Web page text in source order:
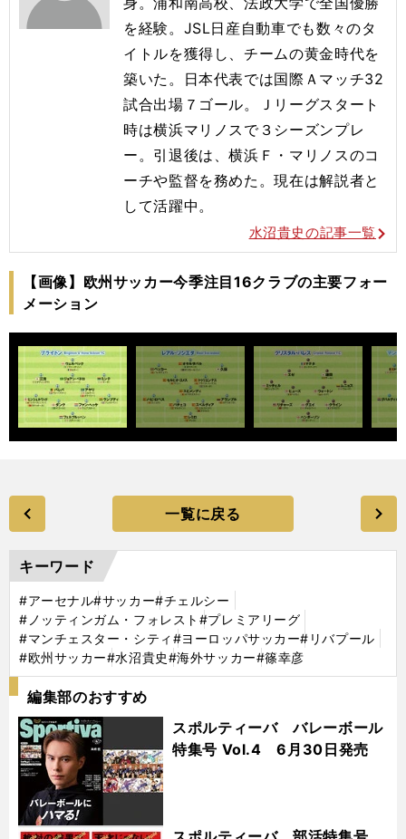
を経験。JSL日産自動車でも数々のタ
イトルを獲得し、チームの黄金時代を
築いた。日本代表では国際Ａマッチ32
試合出場７ゴール。Ｊリーグスタート
時は横浜マリノスで３シーズンプレ
ー。引退後は、横浜Ｆ・マリノスのコ
ーチや監督を務めた。現在は解説者と
して活躍中。
水沼貴史の記事一覧
【画像】欧州サッカー今季注目16クラブの主要フォー
メーション
一覧に戻る
キーワード
#アーセナル#サッカー#チェルシー
#ノッティンガム・フォレスト #プレミアリーグ
#マンチェスター・シティ #ヨーロッパサッカー#リバプール
#欧州サッカー#水沼貴史#海外サッカー#篠幸彦
編集部のおすすめ
スポルティーバ バレーボール
特集号 Vol.4 6月30日発売